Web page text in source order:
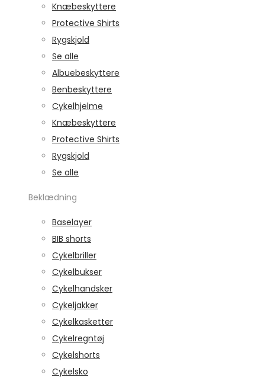
Knæbeskyttere
Protective Shirts
Rygskjold
Se alle
Albuebeskyttere
Benbeskyttere
Cykelhjelme
Knæbeskyttere
Protective Shirts
Rygskjold
Se alle
Beklædning
Baselayer
BIB shorts
Cykelbriller
Cykelbukser
Cykelhandsker
Cykeljakker
Cykelkasketter
Cykelregntøj
Cykelshorts
Cykelsko